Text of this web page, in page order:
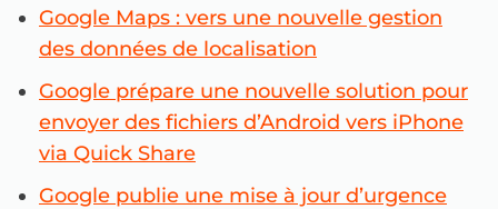
Google Maps : vers une nouvelle gestion
des données de localisation
Google prépare une nouvelle solution pour
envoyer des fichiers d’Android vers iPhone
via Quick Share
Google publie une mise à jour d’urgence